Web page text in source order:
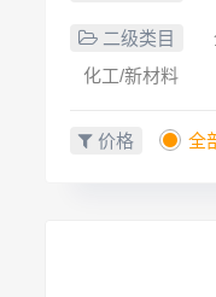
二级类目
化工/新材料
价格 全